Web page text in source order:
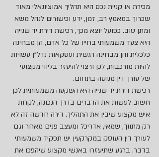
מכירת או קניית נכס היא תהליך אמוציונאלי מאוד
שכרוך במאמץ רב, זמן, ידע וכישורים לנהל משא
ומתן טוב. כפועל יוצא מכך, רכישת דירת יד שנייה
היא צעד משמעותי בחייו של כל אדם, הן מבחינה
כלכלית והן מבחינה רגשית ועסקאות נדל"ן עשויות
להיות מורכבות, לכן ורצוי להיעזר בליווי מקצועי
של עורך דין מנוסה בתחום.
רכישת דירת יד שנייה היא השקעה משמעותית לכן
חשוב לעשות את הדברים בדרך הנכונה, לקחת
איש מקצוע שיבין את התהליך. דירה חדשה זה לא
רק מתווך, שמאי, אדריכל ומעצב פנים מאחר וגם
לעורך דין העוסק במקרקעין יש תפקיד משמעותי
בדבר. ברגע שתיעזרו באנשי מקצוע שיהפכו את